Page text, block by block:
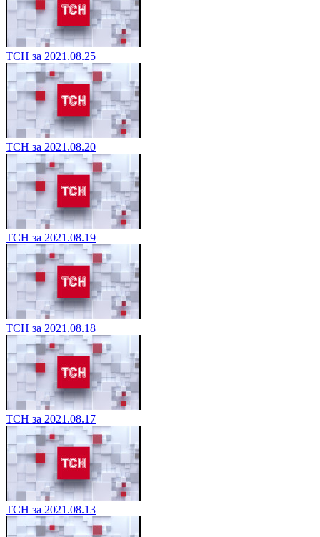
ТСН за 2021.08.25
ТСН за 2021.08.20
ТСН за 2021.08.19
ТСН за 2021.08.18
ТСН за 2021.08.17
ТСН за 2021.08.13